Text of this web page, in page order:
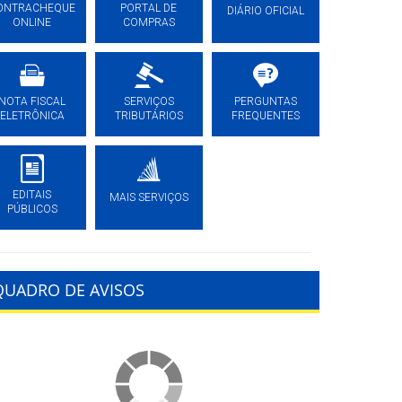
ONLINE
PORTAL DE
COMPRAS
DIÁRIO OFICIAL
FISCAL
ELETRÔNICA
SERVIÇOS
TRIBUTÁRIOS
PERGUNTAS
FREQUENTES
EDITAIS
PÚBLICOS
MAIS SERVIÇOS
DE AVISOS